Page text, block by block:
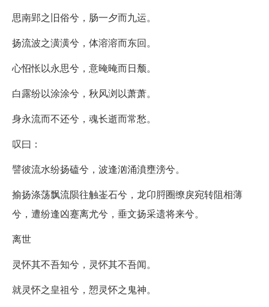
思南郢之旧俗兮，肠一夕而九运。
扬流波之潢潢兮，体溶溶而东回。
心怊怅以永思兮，意晻晻而日颓。
白露纷以涂涂兮，秋风浏以萧萧。
身永流而不还兮，魂长逝而常愁。
叹曰：
譬彼流水纷扬磕兮，波逢汹涌濆壅滂兮。
揄扬涤荡飘流陨往触崟石兮，龙卬脟圈缭戾宛转阻相薄
兮，遭纷逢凶蹇离尤兮，垂文扬采遗将来兮。
离世
灵怀其不吾知兮，灵怀其不吾闻。
就灵怀之皇祖兮，愬灵怀之鬼神。